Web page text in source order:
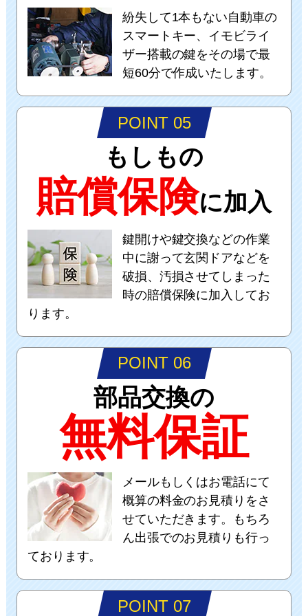
紛失して1本もない自動車の
スマートキー、イモビライ
ザー搭載の鍵をその場で最
短60分で作成いたします。
POINT 05
もしもの
賠償保険に加入
鍵開けや鍵交換などの作業
中に謝って玄関ドアなどを
破損、汚損させてしまった
時の賠償保険に加入してお
ります。
POINT 06
部品交換の
無料保証
メールもしくはお電話にて
概算の料金のお見積りをさ
せていただきます。もちろ
ん出張でのお見積りも行っ
ております。
POINT 07